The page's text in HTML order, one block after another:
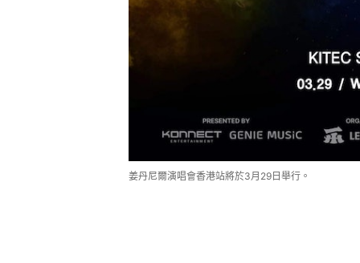
姜丹尼爾演唱會香港站將於3月29日舉行。